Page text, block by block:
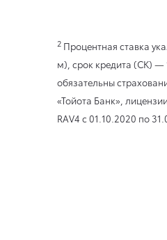
2 Процентная ставка
м), срок кредита (СК)
обязательны
«Тойота Банк»,
RAV4 с 01.10.2020 по